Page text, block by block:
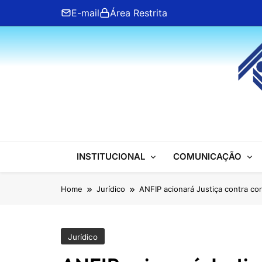
content
E-mail Área Restrita
ANFIP Nacional
INSTITUCIONAL COMUNICAÇÃO
Home Jurídico ANFIP acionará Justiça contra
Jurídico